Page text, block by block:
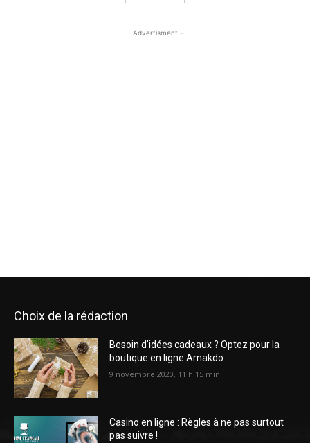
- Advertisment -
Choix de la rédaction
Besoin d’idées cadeaux ? Optez pour la
boutique en ligne Amakdo
9 novembre 2020, 11 h 15 min
Casino en ligne : Règles à ne pas surtout
pas suivre !